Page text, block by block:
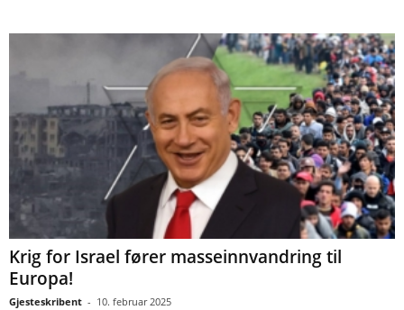
Krig for Israel fører masseinnvandring til
Europa!
Gjesteskribent - 10. februar 2025